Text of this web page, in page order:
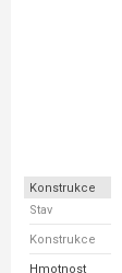
Konstrukce
Stav
Konstrukce
Hmotnost